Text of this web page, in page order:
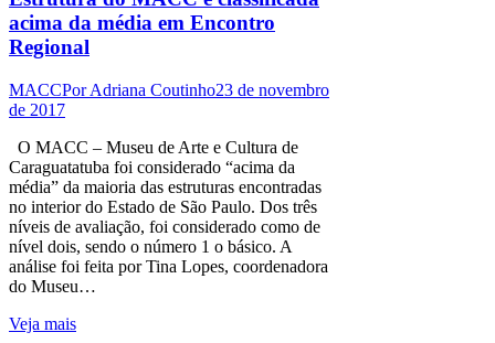
acima da média em Encontro
Regional
MACCPorAdriana Coutinho23 de novembro
de 2017
O MACC – Museu de Arte e Cultura de
Caraguatatuba foi considerado “acima da
média” da maioria das estruturas encontradas
no interior do Estado de São Paulo. Dos três
níveis de avaliação, foi considerado como de
nível dois, sendo o número 1 o básico. A
análise foi feita por Tina Lopes, coordenadora
do Museu…
Veja mais